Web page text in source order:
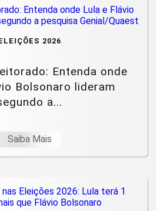
2026
Entenda onde
Bolsonaro lideram
a...
Saiba Mais